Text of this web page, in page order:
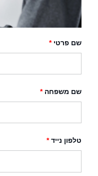
שם פרטי *
שם משפחה *
טלפון נייד *